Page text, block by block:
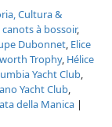
Cultura &
canots à bossoir,
Dubonnet, Elice
Trophy, Hélice
Yacht Club,
Yacht Club,
della Manica |